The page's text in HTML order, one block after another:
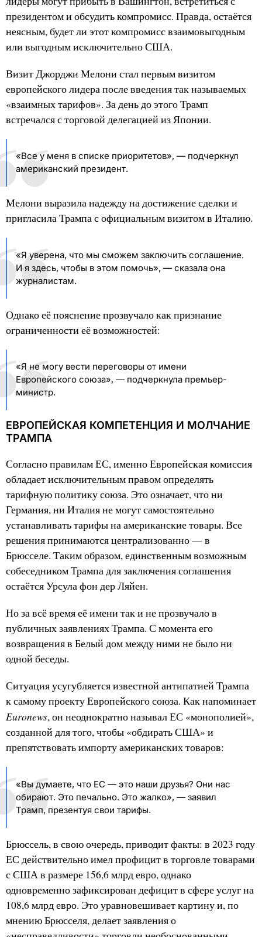
президентом и обсудить компромисс. Правда, остаётся
неясным, будет ли этот компромисс взаимовыгодным
или выгодным исключительно США.
Визит Джорджи Мелони стал первым визитом
европейского лидера после введения так называемых
«взаимных тарифов». За день до этого Трамп
встречался с торговой делегацией из Японии.
«Все у меня в списке приоритетов», — подчеркнул
американский президент.
Мелони выразила надежду на достижение сделки и
пригласила Трампа с официальным визитом в Италию.
«Я уверена, что мы сможем заключить соглашение.
И я здесь, чтобы в этом помочь», — сказала она
журналистам.
Однако её пояснение прозвучало как признание
ограниченности её возможностей:
«Я не могу вести переговоры от имени
Европейского союза», — подчеркнула премьер-
министр.
ЕВРОПЕЙСКАЯ КОМПЕТЕНЦИЯ И МОЛЧАНИЕ
ТРАМПА
Согласно правилам ЕС, именно Европейская комиссия
обладает исключительным правом определять
тарифную политику союза. Это означает, что ни
Германия, ни Италия не могут самостоятельно
устанавливать тарифы на американские товары. Все
решения принимаются централизованно — в
Брюсселе. Таким образом, единственным возможным
собеседником Трампа для заключения соглашения
остаётся Урсула фон дер Ляйен.
Но за всё время её имени так и не прозвучало в
публичных заявлениях Трампа. С момента его
возвращения в Белый дом между ними не было ни
одной беседы.
Ситуация усугубляется известной антипатией Трампа
к самому проекту Европейского союза. Как напоминает
Euronews, он неоднократно называл ЕС «монополией»,
созданной для того, чтобы «обдирать США» и
препятствовать импорту американских товаров:
«Вы думаете, что ЕС — это наши друзья? Они нас
обирают. Это печально. Это жалко», — заявил
Трамп, презентуя свои тарифы.
Брюссель, в свою очередь, приводит факты: в 2023 году
ЕС действительно имел профицит в торговле товарами
с США в размере 156,6 млрд евро, однако
одновременно зафиксирован дефицит в сфере услуг на
108,6 млрд евро. Это уравновешивает картину и, по
мнению Брюсселя, делает заявления о